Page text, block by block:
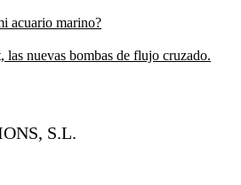
acuario marino?
nuevas bombas de flujo cruzado.
S.L.